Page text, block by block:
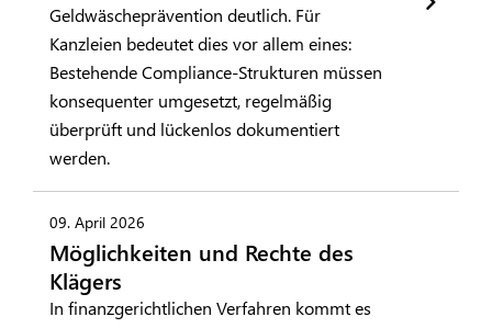
Geldwäscheprävention deutlich. Für
Kanzleien bedeutet dies vor allem eines:
Bestehende Compliance-Strukturen müssen
konsequenter umgesetzt, regelmäßig
überprüft und lückenlos dokumentiert
werden.
09. April 2026
Möglichkeiten und Rechte des
Klägers
In finanzgerichtlichen Verfahren kommt es